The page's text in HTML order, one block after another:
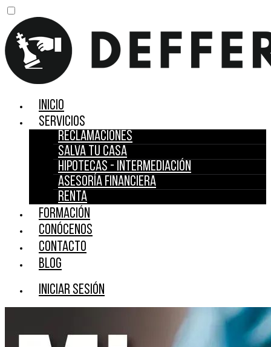
Inicio
Servicios
Reclamaciones
Salva tu casa
Hipotecas - Intermediación
Asesoría financiera
Renta
Formación
Conócenos
Contacto
Blog
Iniciar sesión